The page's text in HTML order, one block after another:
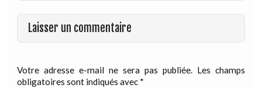
Laisser un commentaire
Votre adresse e-mail ne sera pas publiée. Les champs
obligatoires sont indiqués avec *